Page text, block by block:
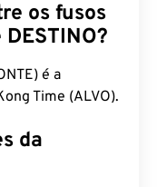
os fusos
é a
Time (ALVO).
da